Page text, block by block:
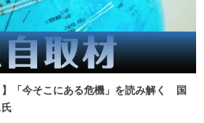
】「今そこにある危機」を読み解く 国